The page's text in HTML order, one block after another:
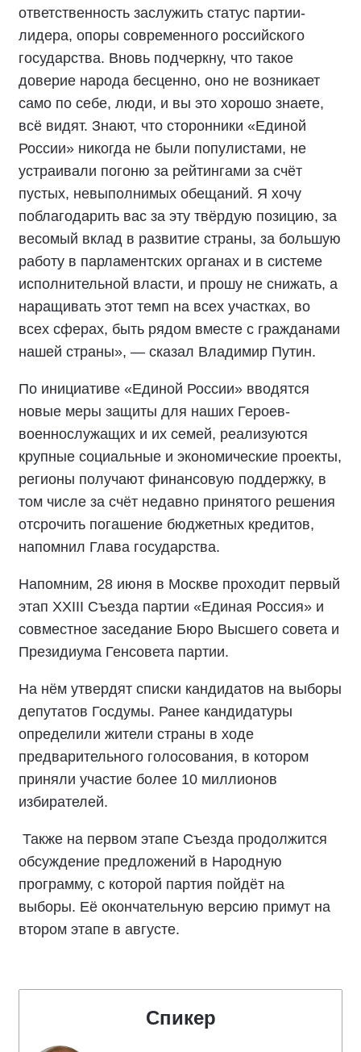
ответственность заслужить статус партии-
лидера, опоры современного российского
государства. Вновь подчеркну, что такое
доверие народа бесценно, оно не возникает
само по себе, люди, и вы это хорошо знаете,
всё видят. Знают, что сторонники «Единой
России» никогда не были популистами, не
устраивали погоню за рейтингами за счёт
пустых, невыполнимых обещаний. Я хочу
поблагодарить вас за эту твёрдую позицию, за
весомый вклад в развитие страны, за большую
работу в парламентских органах и в системе
исполнительной власти, и прошу не снижать, а
наращивать этот темп на всех участках, во
всех сферах, быть рядом вместе с гражданами
нашей страны», — сказал Владимир Путин.
По инициативе «Единой России» вводятся
новые меры защиты для наших Героев-
военнослужащих и их семей, реализуются
крупные социальные и экономические проекты,
регионы получают финансовую поддержку, в
том числе за счёт недавно принятого решения
отсрочить погашение бюджетных кредитов,
напомнил Глава государства.
Напомним, 28 июня в Москве проходит первый
этап XXIII Съезда партии «Единая Россия» и
совместное заседание Бюро Высшего совета и
Президиума Генсовета партии.
На нём утвердят списки кандидатов на выборы
депутатов Госдумы. Ранее кандидатуры
определили жители страны в ходе
предварительного голосования, в котором
приняли участие более 10 миллионов
избирателей.
Также на первом этапе Съезда продолжится
обсуждение предложений в Народную
программу, с которой партия пойдёт на
выборы. Её окончательную версию примут на
втором этапе в августе.
Спикер